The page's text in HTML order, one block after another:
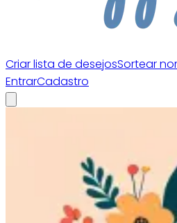
Criar lista de desejosSortear
EntrarCadastro